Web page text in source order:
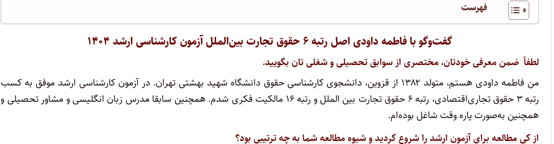
فهرست
گفت‌وگو با فاطمه داودی اصل رتبه ۶ حقوق تجارت بین‌الملل آزمون کارشناسی ارشد ۱۴۰۴
لطفاً ضمن معرفی خودتان، مختصری از سوابق تحصیلی و شغلی تان بگویید.
من فاطمه داودی هستم، متولد ۱۳۸۲ از قزوین، دانشجوی کارشناسی حقوق دانشگاه شهید بهشتی تهران. در آزمون کارشناسی ارشد موفق به کسب
رتبه ۳ حقوق تجاری‌اقتصادی، رتبه ۶ حقوق تجارت بین الملل و رتبه ۱۶ مالکیت فکری شدم. همچنین سابقا مدرس زبان انگلیسی و مشاور تحصیلی و
همچنین به‌صورت پاره وقت شاغل بوده‌ام.
از کی مطالعه برای آزمون ارشد را شروع کردید و شیوه مطالعه شما به چه ترتیبی بود؟